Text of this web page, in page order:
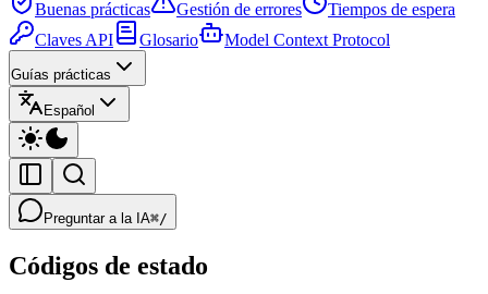
Buenas prácticas Gestión de errores
Tiempos de espera
Claves API
Glosario Model Context Protocol
Guías prácticas
Español
Preguntar a la IA⌘/
Códigos de estado